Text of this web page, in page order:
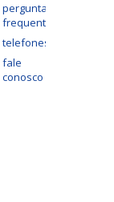
perguntas
frequentes
telefones
fale
conosco